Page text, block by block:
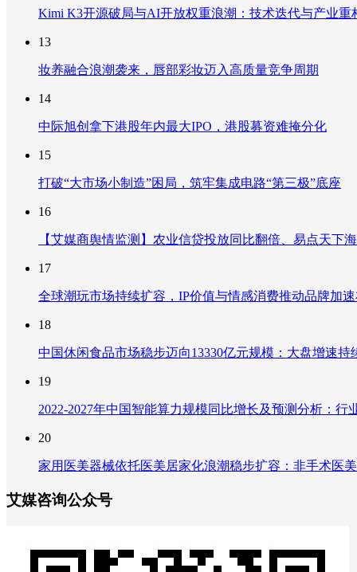
Kimi K3开源破局与AI开放权重浪潮：技术迭代与产业重
13
妆养融合浪潮袭来，唇部彩妆迈入高质量竞争周期
14
中际旭创拿下港股年内最大IPO，港股募资难掩分化
15
打破“大市场小制造”困局，筑牢集成电路“第三极”底座
16
【艾媒商舆情监测】农业信贷投放同比翻倍、易点天下
17
全球潮玩市场持续扩容，IP价值与情感消费推动品牌加
18
中国休闲食品市场稳步迈向13330亿元规模：大盘增速
19
2022-2027年中国智能算力规模同比增长及预测分析：
20
家用医美器械依托医美居家化浪潮稳步扩容：非手术医
艾媒咨询公众号